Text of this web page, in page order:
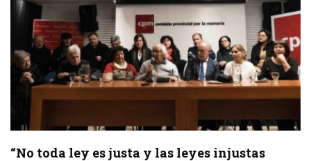
“No toda ley es justa y las leyes injustas